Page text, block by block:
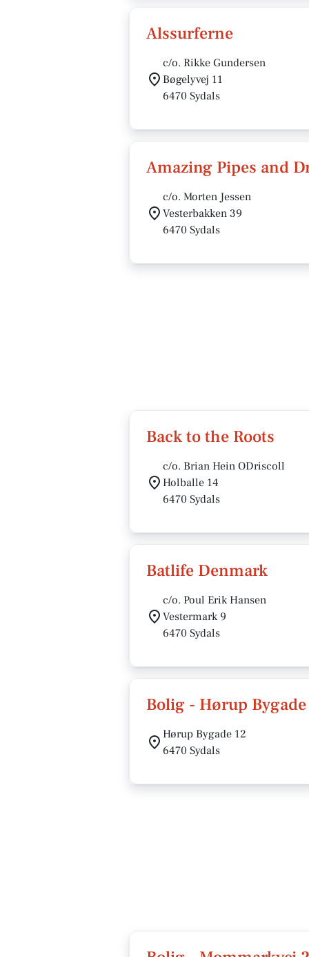
Alssurferne
c/o. Rikke Gundersen
Bøgelyvej 11
6470 Sydals
Amazing Pipes and
c/o. Morten Jessen
Vesterbakken 39
6470 Sydals
Back to the Roots
c/o. Brian Hein ODriscoll
Holballe 14
6470 Sydals
Batlife Denmark
c/o. Poul Erik Hansen
Vestermark 9
6470 Sydals
Bolig - Hørup
Hørup Bygade 12
6470 Sydals